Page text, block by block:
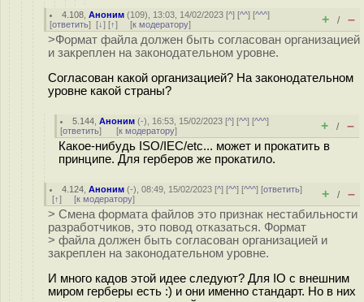
4.108 ,Аноним (109), 13:03, 14/02/2023 [^] [^^] [^^^]
[ответить] [↓] [↑] [к модератору] + / –
>Формат файла должен быть согласован организацией
и закреплен на законодательном уровне.
Согласован какой организацией? На законодательном
уровне какой страны?
5.144 ,Аноним (-), 16:53, 15/02/2023 [^] [^^] [^^^]
[ответить] [к модератору] + / –
Какое-нибудь ISO/IEC/etc... может и прокатить в
принципе. Для герберов же прокатило.
4.124 ,Аноним (-), 08:49, 15/02/2023 [^] [^^] [^^^] [ответить]
[↑] [к модератору] + / –
> Смена формата файлов это признак нестабильности
разработчиков, это повод отказаться. Формат
> файла должен быть согласован организацией и
закреплен на законодательном уровне.
И много кадов этой идее следуют? Для IO с внешним
миром герберы есть :) и они именно стандарт. Но в них